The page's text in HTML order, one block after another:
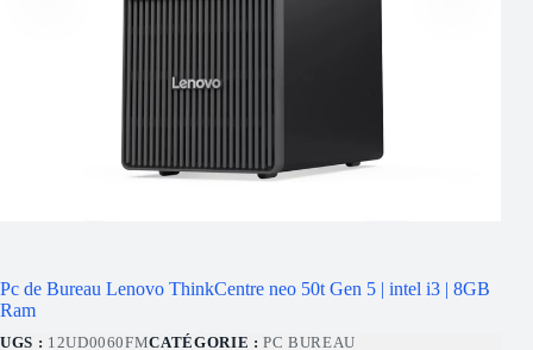
Pc de Bureau Lenovo ThinkCentre neo 50t Gen 5 | intel i3 | 8GB
Ram
UGS : 12UD0060FMCATÉGORIE :PC BUREAU